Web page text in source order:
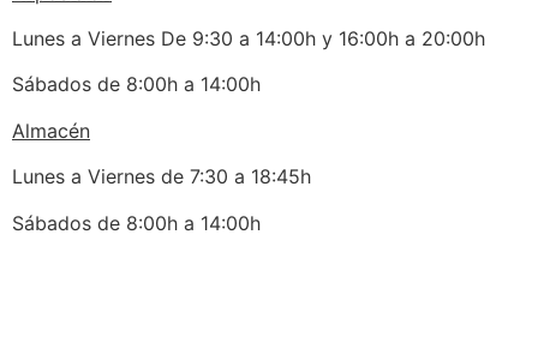
Lunes a Viernes De 9:30 a 14:00h y 16:00h a 20:00h
Sábados de 8:00h a 14:00h
Almacén
Lunes a Viernes de 7:30 a 18:45h
Sábados de 8:00h a 14:00h